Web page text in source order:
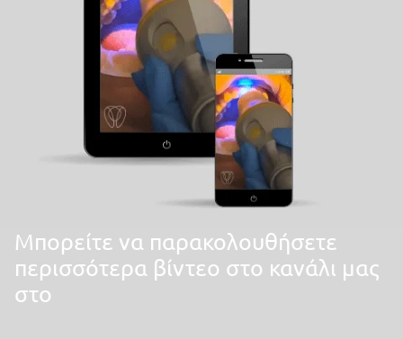
Mπορείτε να παρακολουθήσετε
περισσότερα βίντεο στο κανάλι μας
στο